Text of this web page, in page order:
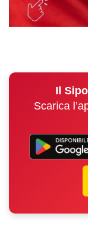
Il
Scarica